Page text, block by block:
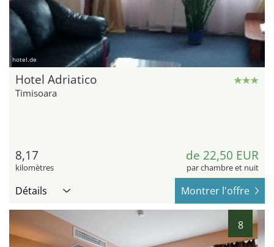
hotel.de
Hotel Adriatico
Timisoara
8,17
kilomètres
de 22,50 EUR
par chambre et nuit
Détails Montrer l'offre
8